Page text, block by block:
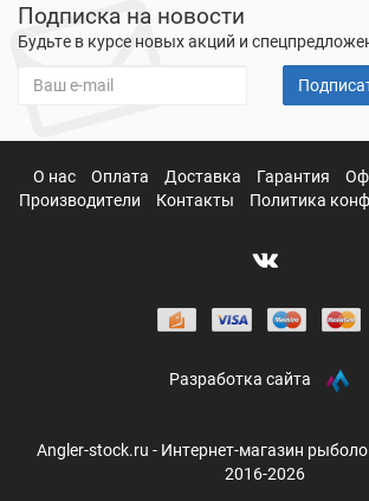
Подписка на новости
Будьте в курсе новых акций и
О нас Оплата Доставка Гарантия
Производители
Контакты Политика
Разработка сайта
Angler-stock.ru - Интернет-магазин
2016-2026